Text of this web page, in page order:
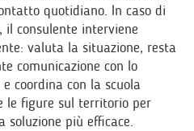
quotidiano. In caso di
il consulente interviene
valuta la situazione, resta
comunicazione con lo
coordina con la scuola
le figure sul territorio per
soluzione più efficace.